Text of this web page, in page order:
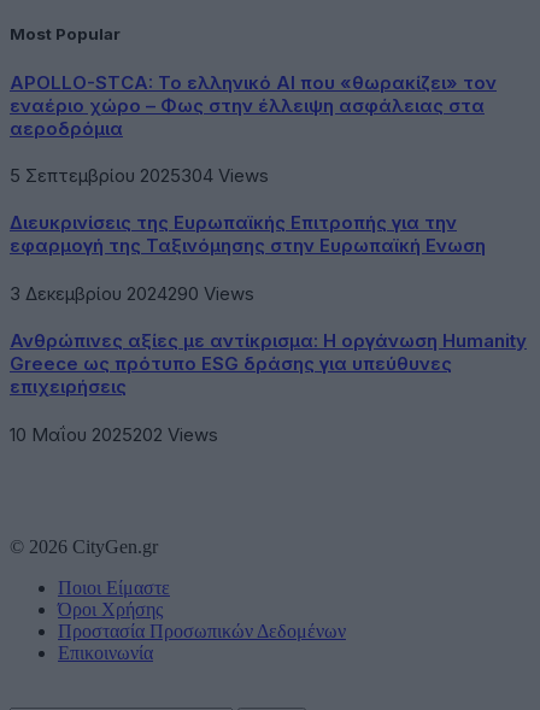
Most Popular
APOLLO-STCA: Το ελληνικό AI που «θωρακίζει» τον
εναέριο χώρο – Φως στην έλλειψη ασφάλειας στα
αεροδρόμια
5 Σεπτεμβρίου 2025304 Views
Διευκρινίσεις της Ευρωπαϊκής Επιτροπής για την
εφαρμογή της Ταξινόμησης στην Ευρωπαϊκή Ενωση
3 Δεκεμβρίου 2024290 Views
Ανθρώπινες αξίες με αντίκρισμα: Η οργάνωση Humanity
Greece ως πρότυπο ESG δράσης για υπεύθυνες
επιχειρήσεις
10 Μαΐου 2025202 Views
© 2026 CityGen.gr
Ποιοι Είμαστε
Όροι Χρήσης
Προστασία Προσωπικών Δεδομένων
Επικοινωνία